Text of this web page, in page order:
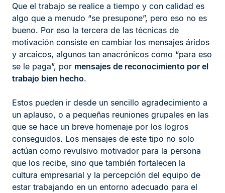
Que el trabajo se realice a tiempo y con calidad es
algo que a menudo “se presupone”, pero eso no es
bueno. Por eso la tercera de las técnicas de
motivación consiste en cambiar los mensajes áridos
y arcaicos, algunos tan anacrónicos como “para eso
se le paga”, por mensajes de reconocimiento por el
trabajo bien hecho.
Estos pueden ir desde un sencillo agradecimiento a
un aplauso, o a pequeñas reuniones grupales en las
que se hace un breve homenaje por los logros
conseguidos. Los mensajes de este tipo no solo
actúan como revulsivo motivador para la persona
que los recibe, sino que también fortalecen la
cultura empresarial y la percepción del equipo de
estar trabajando en un entorno adecuado para el